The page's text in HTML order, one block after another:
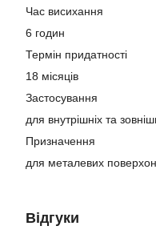
Час висихання
6 годин
Термін придатності
18 місяців
Застосування
для внутрішніх та
Призначення
для металевих
Відгуки